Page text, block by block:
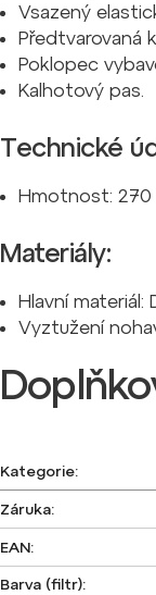
Vsazený
Předtvarovaná
Poklopec
Kalhotový pas.
Technické
Hmotnost: 270
Materiály:
Hlavní
Vyztužení
Kategorie:
Záruka:
EAN:
Barva (filtr):